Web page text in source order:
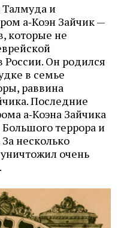
и
а‑Коэн Зайчик —
которые не
России. Он родился
в семье
раввина
Последние
а‑Коэна Зайчика
террора и
несколько
очень